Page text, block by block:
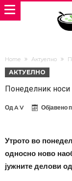
Home Актуелно
АКТУЕЛНО
Понеделник носи
ОдA V Објавено
Утрото во
односно ново
јужните делови